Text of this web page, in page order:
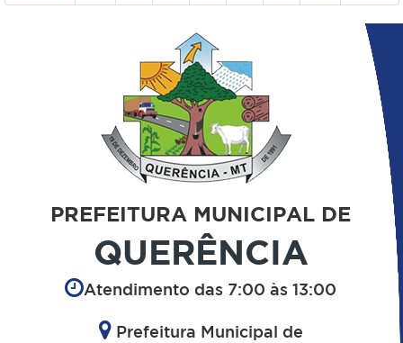
PREFEITURA MUNICIPAL DE
QUERÊNCIA
Atendimento das 7:00 às 13:00
Prefeitura Municipal de